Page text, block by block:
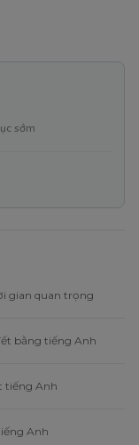
sớm
gian quan trọng
bằng tiếng Anh
tiếng Anh
Anh